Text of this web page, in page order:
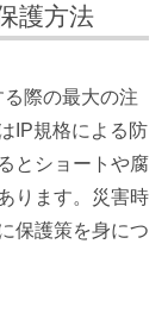
護方法
際の最大の注
IP規格による防
とショートや腐
ります。災害時
保護策を身につ